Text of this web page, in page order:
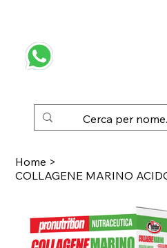
Home >
COLLAGENE MARINO